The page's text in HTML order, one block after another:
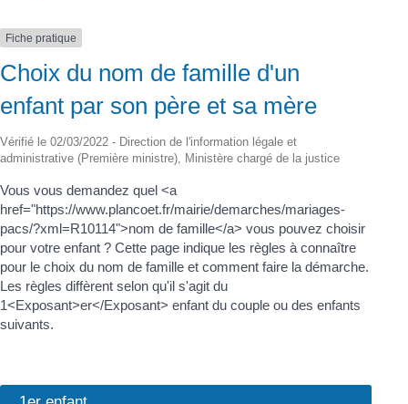
Fiche pratique
Choix du nom de famille d'un
enfant par son père et sa mère
Vérifié le 02/03/2022 - Direction de l'information légale et
administrative (Première ministre), Ministère chargé de la justice
Vous vous demandez quel <a
href="https://www.plancoet.fr/mairie/demarches/mariages-
pacs/?xml=R10114">nom de famille</a> vous pouvez choisir
pour votre enfant ? Cette page indique les règles à connaître
pour le choix du nom de famille et comment faire la démarche.
Les règles diffèrent selon qu'il s'agit du
1<Exposant>er</Exposant> enfant du couple ou des enfants
suivants.